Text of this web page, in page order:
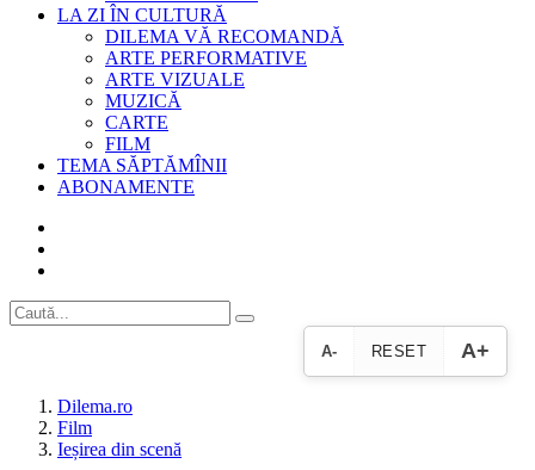
LA ZI ÎN CULTURĂ
DILEMA VĂ RECOMANDĂ
ARTE PERFORMATIVE
ARTE VIZUALE
MUZICĂ
CARTE
FILM
TEMA SĂPTĂMÎNII
ABONAMENTE
A- RESET A+
Dilema.ro
Film
Ieșirea din scenă